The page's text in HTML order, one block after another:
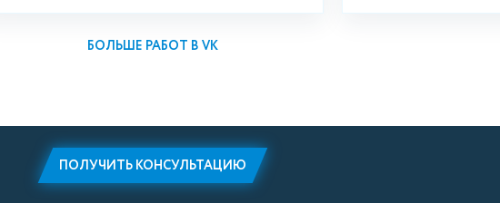
БОЛЬШЕ РАБОТ В VK
ПОЛУЧИТЬ КОНСУЛЬТАЦИЮ